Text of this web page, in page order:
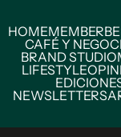
HOMEMEMBER
CAFÉ Y
BRAND STUDIO
LIFESTYLE
NEWSLETTERS